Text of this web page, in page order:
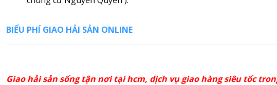
BIỂU PHÍ GIAO HẢI SẢN ONLINE
Giao hải sản sống tận nơi tại hcm, dịch vụ giao hàng siêu tốc